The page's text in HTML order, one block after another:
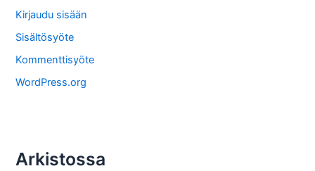
o
s
t
a
Kirjaudu sisään
Sisältösyöte
Kommenttisyöte
WordPress.org
Arkistossa